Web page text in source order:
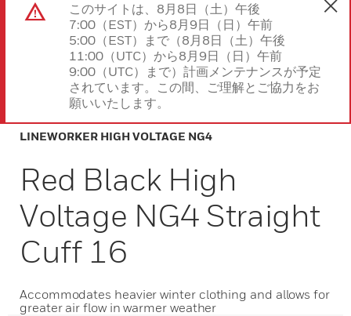
このサイトは、8月8日（土）午後
7:00（EST）から8月9日（日）午前
5:00（EST）まで（8月8日（土）午後
11:00（UTC）から8月9日（日）午前
9:00（UTC）まで）計画メンテナンスが予定
されています。この間、ご理解とご協力をお
願いいたします。
LINEWORKER HIGH VOLTAGE NG4
Red Black High
Voltage NG4 Straight
Cuff 16
Accommodates heavier winter clothing and allows for
greater air flow in warmer weather